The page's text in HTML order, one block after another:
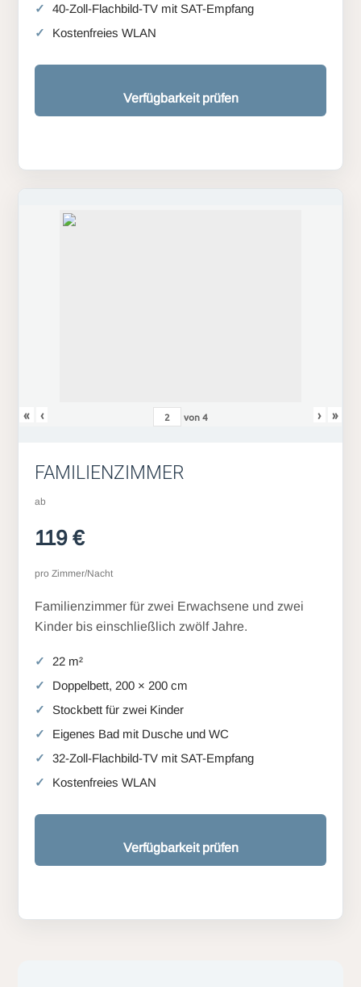
40-Zoll-Flachbild-TV mit SAT-Empfang
Kostenfreies WLAN
Verfügbarkeit prüfen
« ‹ von4 › »
FAMILIENZIMMER
ab
119 €
pro Zimmer/Nacht
Familienzimmer für zwei Erwachsene und zwei
Kinder bis einschließlich zwölf Jahre.
22 m²
Doppelbett, 200 × 200 cm
Stockbett für zwei Kinder
Eigenes Bad mit Dusche und WC
32-Zoll-Flachbild-TV mit SAT-Empfang
Kostenfreies WLAN
Verfügbarkeit prüfen